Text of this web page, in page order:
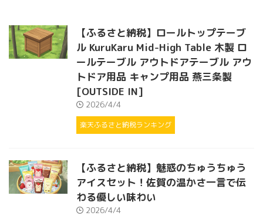
【ふるさと納税】ロールトップテーブ
ル KuruKaru Mid-High Table 木製 ロ
ールテーブル アウトドアテーブル アウ
トドア用品 キャンプ用品 燕三条製
[OUTSIDE IN]
2026/4/4
楽天ふるさと納税ランキング
【ふるさと納税】魅惑のちゅうちゅう
アイスセット！佐賀の温かさ一言で伝
わる優しい味わい
2026/4/4